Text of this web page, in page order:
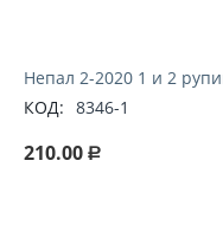
Непал 2-2020 1 и 2
КОД: 8346-1
210.00 Р